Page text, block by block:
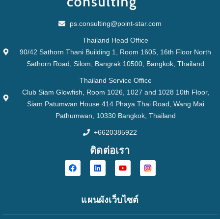
ps.consulting@point-star.com
Thailand Head Office
90/42 Sathorn Thani Building 1, Room 1605, 16th Floor North
Sathorn Road, Silom, Bangrak 10500, Bangkok, Thailand
Thailand Service Office
Club Siam Glowfish, Room 1026, 1027 and 1028 10th Floor,
Siam Patumwan House 414 Phaya Thai Road, Wang Mai
Pathumwan, 10330 Bangkok, Thailand
+6620385922
ติดต่อเรา
แผนผังเว็บไซต์